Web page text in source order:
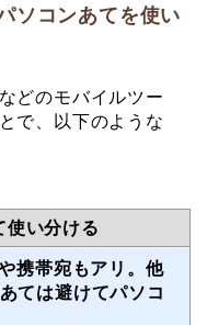
ソコンあてを使い
どのモバイルツー
で、以下のような
使い分ける
携帯宛もアリ。他
ては避けてパソコ